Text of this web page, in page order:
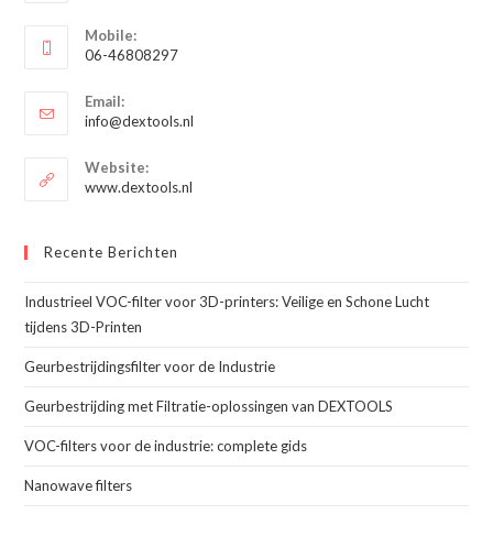
in
je
toepassing
Mobile:
06-46808297
in
je
toepassing
Email:
info@dextools.nl
Website:
www.dextools.nl
Recente Berichten
Industrieel VOC-filter voor 3D-printers: Veilige en Schone Lucht
tijdens 3D-Printen
Geurbestrijdingsfilter voor de Industrie
Geurbestrijding met Filtratie-oplossingen van DEXTOOLS
VOC-filters voor de industrie: complete gids
Nanowave filters